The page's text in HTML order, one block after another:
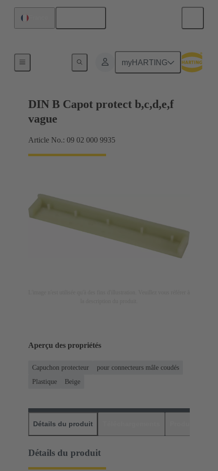
myHARTING
Raccordement carte mère à carte fille
DIN B Capot protect b,c,d,e,f
vague
Article No.: 09 02 000 9935
Aperçu des propriétés
Capuchon protecteur
pour connecteurs mâle coudés
Plastique
Beige
Détails du produit
Détails du produit